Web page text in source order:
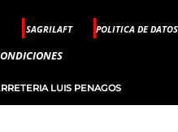
SAGRILAFT POLITICA DE DATOS
LUIS PENAGOS